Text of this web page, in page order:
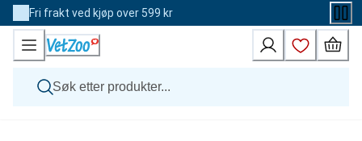
Skip
to
Content
Fri frakt ved kjøp over 599 kr